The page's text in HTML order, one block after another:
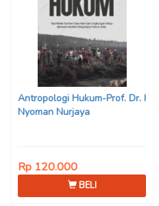
Antropologi Hukum-Prof. Dr. I
Nyoman Nurjaya
Rp 120.000
BELI